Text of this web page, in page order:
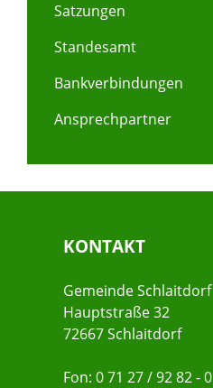
Satzungen
Standesamt
Bankverbindungen
Ansprechpartner
KONTAKT
Gemeinde Schlaitdorf
Hauptstraße 32
72667 Schlaitdorf
Fon: 0 71 27 / 92 82 - 0